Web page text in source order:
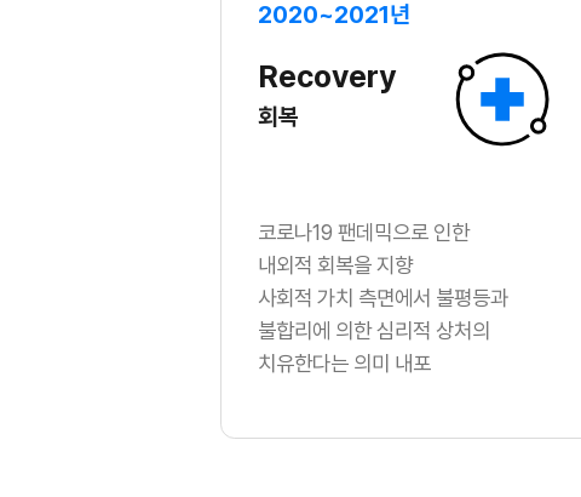
2020~2021년
Recovery
회복
코로나19 팬데믹으로 인한
내외적 회복을 지향
사회적 가치 측면에서 불평등과
불합리에 의한 심리적 상처의
치유한다는 의미 내포